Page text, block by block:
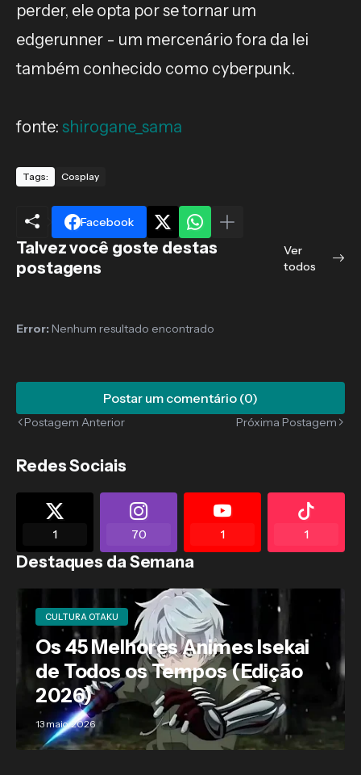
perder, ele opta por se tornar um
edgerunner - um mercenário fora da lei
também conhecido como cyberpunk.
fonte: shirogane_sama
Tags: Cosplay
Facebook
Talvez você goste destas
postagens
Ver
todos
Error: Nenhum resultado encontrado
Postar um comentário (0)
Postagem Anterior Próxima Postagem
Redes Sociais
1 70 1 1
Destaques da Semana
CULTURA OTAKU
Os 45 Melhores Animes Isekai
de Todos os Tempos (Edição
2026)
13 maio, 2026